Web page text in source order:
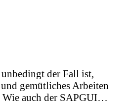
der Fall ist,
gemütliches Arbeiten
Wie auch der SAPGUI…